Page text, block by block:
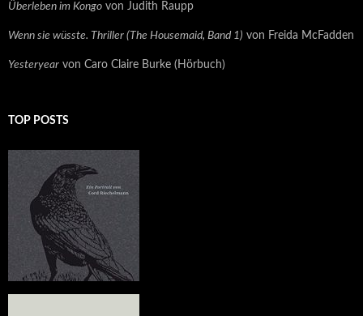
Überleben im Kongo von Judith Raupp
Wenn sie wüsste. Thriller (The Housemaid, Band 1) von Freida McFadden
Yesteryear von Caro Claire Burke (Hörbuch)
TOP POSTS